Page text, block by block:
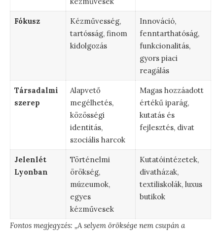
Fókusz
Kézművesség,
tartósság, finom
kidolgozás
Innováció,
fenntarthatóság,
funkcionalitás,
gyors piaci
reagálás
Társadalmi
szerep
Alapvető
megélhetés,
közösségi
identitás,
szociális harcok
Magas hozzáadott
értékű iparág,
kutatás és
fejlesztés, divat
Jelenlét
Lyonban
Történelmi
örökség,
múzeumok,
egyes
kézművesek
Kutatóintézetek,
divatházak,
textiliskolák, luxus
butikok
Fontos megjegyzés: „A selyem öröksége nem csupán a